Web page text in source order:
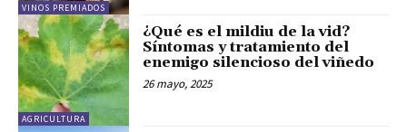
VINOS PREMIADOS
AGRICULTURA
¿Qué es el mildiu de la vid?
Síntomas y tratamiento del
enemigo silencioso del viñedo
26 mayo, 2025